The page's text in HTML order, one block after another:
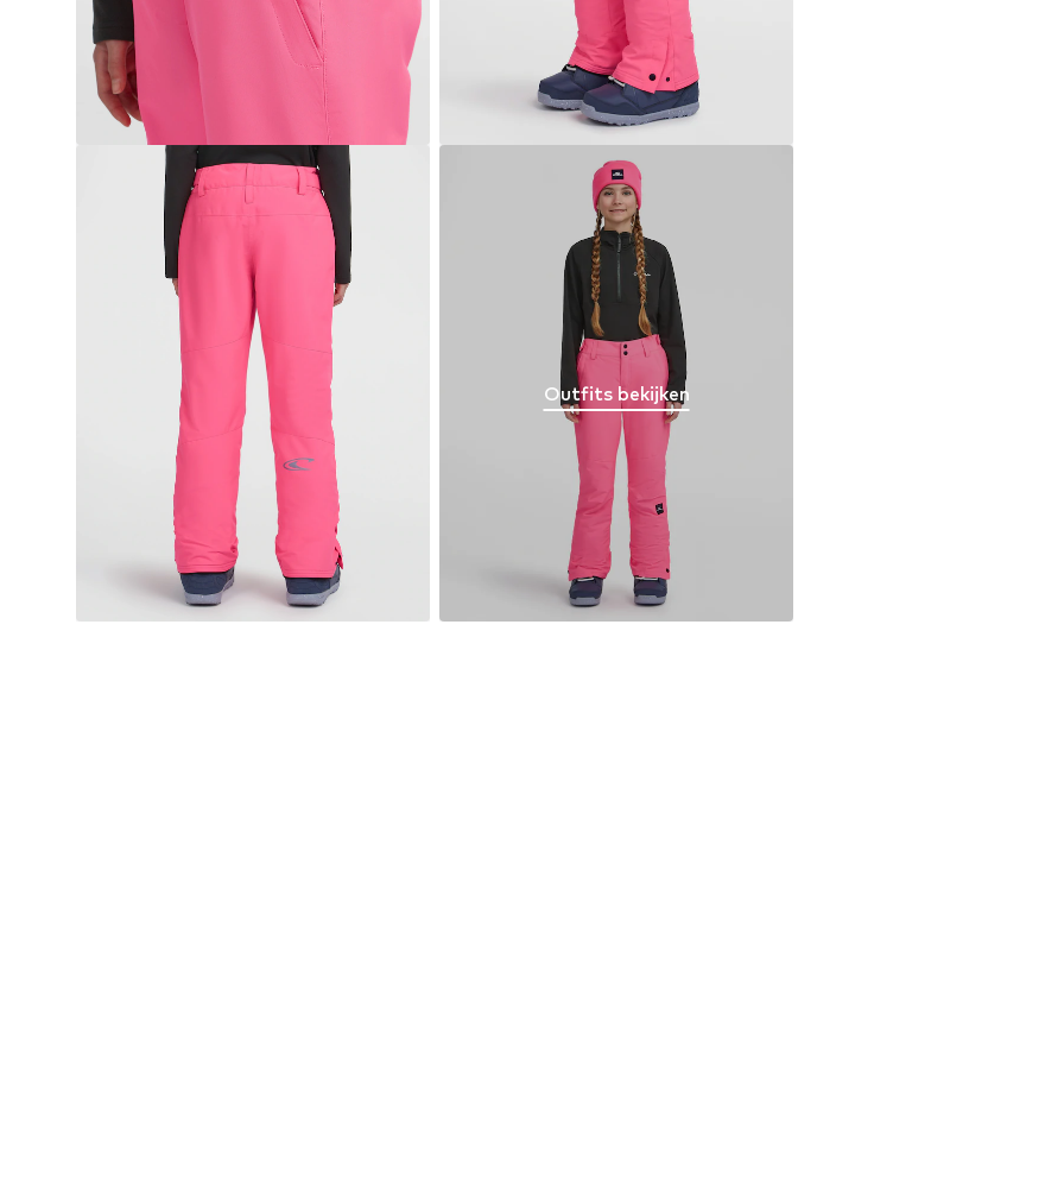
Outfits bekijken